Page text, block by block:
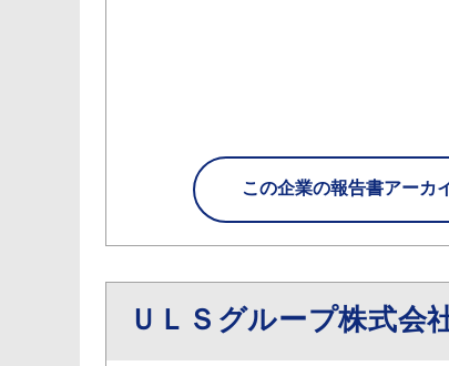
この企業の報告書アーカ
ＵＬＳグループ株式会